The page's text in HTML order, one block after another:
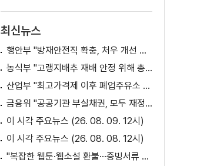
최신뉴스
행안부 "방재안전직 확충, 처우 개선 등 위한 제도개선 추진"
농식부 "고랭지배추 재배 안정 위해 총력···배추가격 점차 안정세"
산업부 "최고가격제 이후 폐업주유소 증가? 사실 아냐"
금융위 "공공기관 부실채권, 모두 재정으로 보전되는 것 아냐"
이 시각 주요뉴스 (26. 08. 09. 12시)
이 시각 주요뉴스 (26. 08. 08. 12시)
"복잡한 웹툰·웹소설 환불···증빙서류 요구까지"